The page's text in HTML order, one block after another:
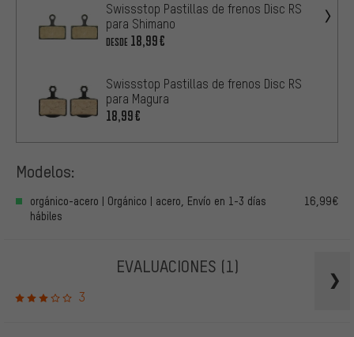
Swissstop Pastillas de frenos Disc RS
para Shimano
DESDE 18,99€
Swissstop Pastillas de frenos Disc RS
para Magura
18,99€
Modelos:
orgánico-acero | Orgánico | acero, Envío en 1-3 días
hábiles
16,99€
EVALUACIONES (1)
3